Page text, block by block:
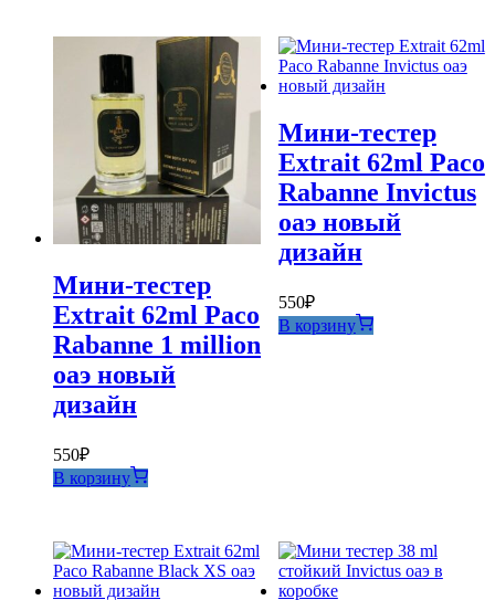
Мини-тестер
Extrait 62ml Paco
Rabanne 1 million
оаэ новый
дизайн
550₽
В корзину
Мини-тестер
Extrait 62ml Paco
Rabanne Invictus
оаэ новый
дизайн
550₽
В корзину